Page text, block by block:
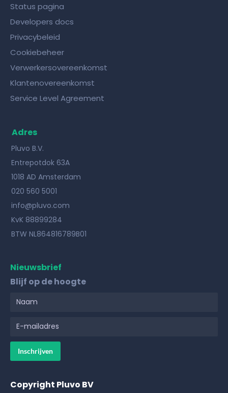
Status pagina
Developers docs
Privacybeleid
Cookiebeheer
Verwerkersovereenkomst
Klantenovereenkomst
Service Level Agreement
Adres
Pluvo B.V.
Entrepotdok 63A
1018 AD Amsterdam
020 560 5001
info@pluvo.com
KvK 88899284
BTW NL864816789B01
Nieuwsbrief
Blijf op de hoogte
Copyright Pluvo BV